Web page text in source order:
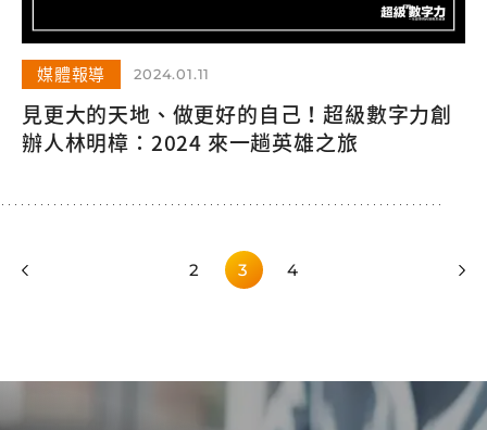
媒體報導 2024.01.11
見更大的天地、做更好的自己！超級數字力創
辦人林明樟：2024 來一趟英雄之旅
2 3 4